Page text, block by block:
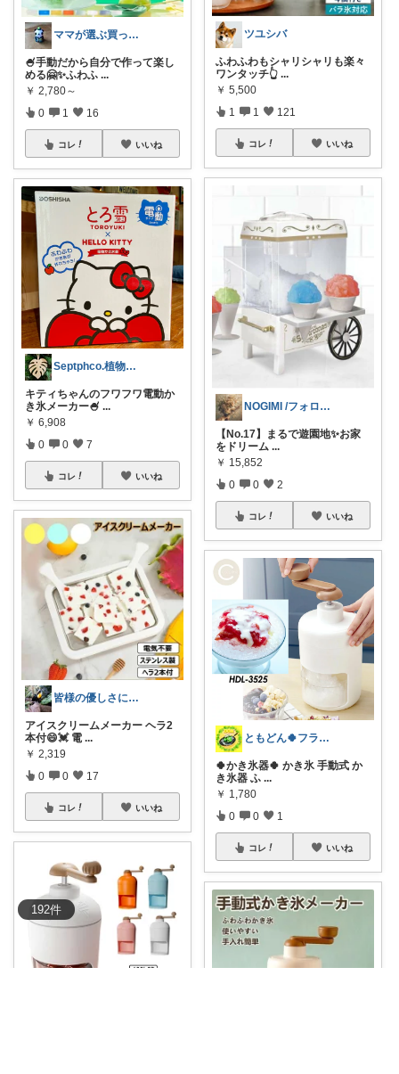
192件
ママが選ぶ買ってよかった🌸育児🌸防災
🍧手動だから自分で作って楽し
める🤗✨ふわふ ...
￥ 2,780～
0 1 16
コレ いいね
Septphco.植物と暮らす🪴
キティちゃんのフワフワ電動か
き氷メーカー🍧 ...
￥ 6,908
0 0 7
コレ いいね
皆様の優しさに感謝です✨happyミルク
アイスクリームメーカー ヘラ2
本付😄💓 電 ...
￥ 2,319
0 0 17
コレ いいね
ツユシバ
ふわふわもシャリシャリも楽々
ワンタッチ👆 ...
￥ 5,500
1 1 121
コレ いいね
NOGIMI /フォロババグ発生中😵‍
【No.17】まるで遊園地✨お家
をドリーム ...
￥ 15,852
0 0 2
コレ いいね
ともどん🍀フライパン料理ある暮らし🍳
🍀かき氷器🍀 かき氷 手動式 か
き氷器 ふ ...
￥ 1,780
0 0 1
コレ いいね